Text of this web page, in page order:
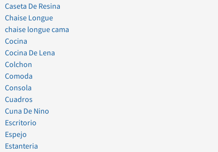
Caseta De Resina
Chaise Longue
chaise longue cama
Cocina
Cocina De Lena
Colchon
Comoda
Consola
Cuadros
Cuna De Nino
Escritorio
Espejo
Estanteria